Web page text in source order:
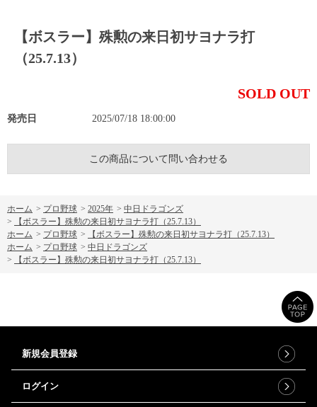
【ボスラー】殊勲の来日初サヨナラ打
（25.7.13）
SOLD OUT
発売日 2025/07/18 18:00:00
この商品について問い合わせる
ホーム > プロ野球 > 2025年 > 中日ドラゴンズ
>
【ボスラー】殊勲の来日初サヨナラ打（25.7.13）
ホーム > プロ野球 >
【ボスラー】殊勲の来日初サヨナラ打（25.7.13）
ホーム > プロ野球 > 中日ドラゴンズ
>
【ボスラー】殊勲の来日初サヨナラ打（25.7.13）
新規会員登録
ログイン